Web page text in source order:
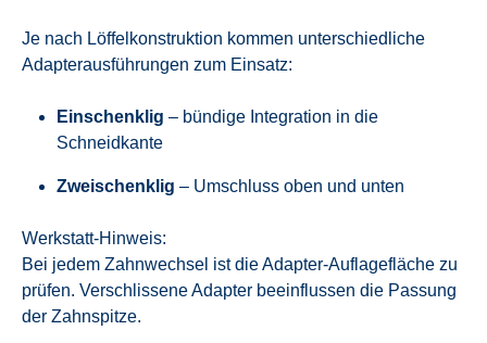
Je nach Löffelkonstruktion kommen unterschiedliche
Adapterausführungen zum Einsatz:
Einschenklig – bündige Integration in die
Schneidkante
Zweischenklig – Umschluss oben und unten
Werkstatt-Hinweis:
Bei jedem Zahnwechsel ist die Adapter-Auflagefläche zu
prüfen. Verschlissene Adapter beeinflussen die Passung
der Zahnspitze.